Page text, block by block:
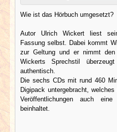
Wie ist das Hörbuch umgesetzt?
Autor Ulrich Wickert liest
Fassung selbst. Dabei kommt
zur Geltung und er nimmt den
Wickerts Sprechstil
authentisch.
Die sechs CDs mit rund 460
Digipack untergebracht,
Veröffentlichungen auch
beinhaltet.